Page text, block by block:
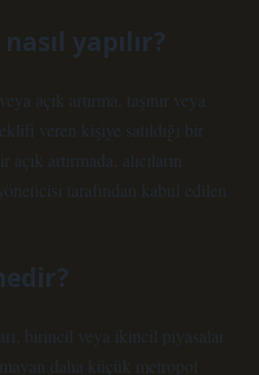
yapılır?
açık artırma, taşınır veya
veren kişiye satıldığı bir
artırmada, alıcıların
tarafından kabul edilen
birincil veya ikincil piyasalar
daha küçük metropol